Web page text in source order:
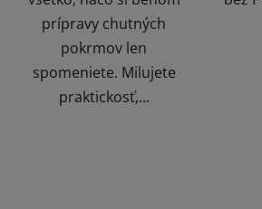
prípravy chutných
pokrmov len
spomeniete. Milujete
praktickosť,...